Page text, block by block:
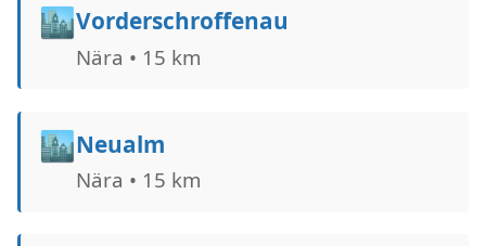
🏙️Vorderschroffenau
Nära • 15 km
🏙️Neualm
Nära • 15 km